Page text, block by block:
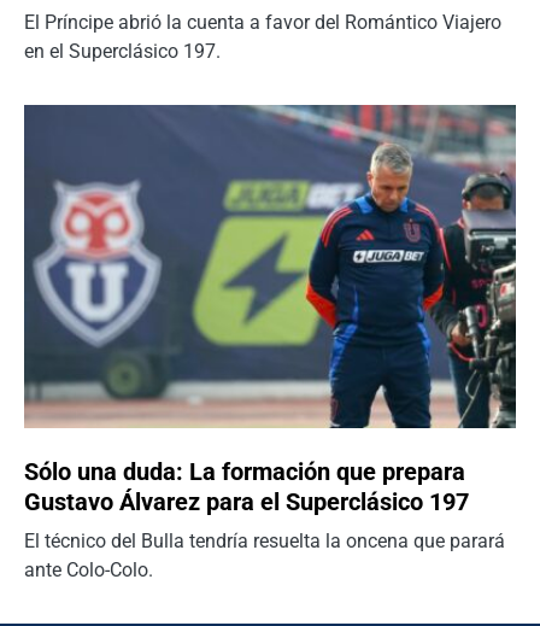
El Príncipe abrió la cuenta a favor del Romántico Viajero
en el Superclásico 197.
Sólo una duda: La formación que prepara
Gustavo Álvarez para el Superclásico 197
El técnico del Bulla tendría resuelta la oncena que parará
ante Colo-Colo.